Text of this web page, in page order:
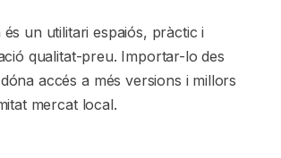
és un utilitari espaiós, pràctic i
qualitat-preu. Importar-lo des
accés a més versions i millors
mercat local.